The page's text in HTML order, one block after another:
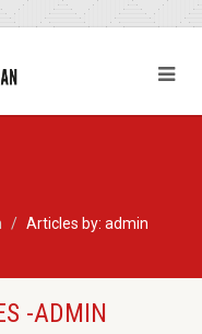
Articles by: admin
-ADMIN